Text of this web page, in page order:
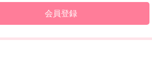
会員登録